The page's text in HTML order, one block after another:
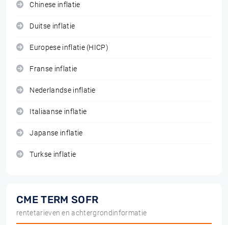
Chinese inflatie
Duitse inflatie
Europese inflatie (HICP)
Franse inflatie
Nederlandse inflatie
Italiaanse inflatie
Japanse inflatie
Turkse inflatie
CME TERM SOFR
rentetarieven en achtergrondinformatie